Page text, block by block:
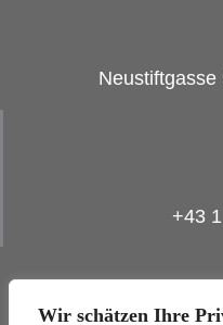
Wir schätzen Ihre
Neustiftgasse
+43